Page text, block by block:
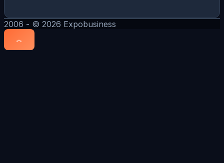
2006 - © 2026 Expobusiness